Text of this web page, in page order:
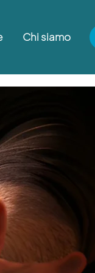
Chi siamo